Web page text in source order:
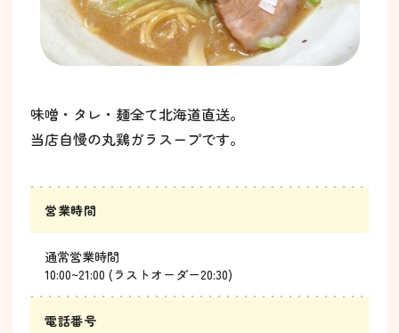
味噌・タレ・麺全て北海道直送。
当店自慢の丸鶏ガラスープです。
営業時間
通常営業時間
10:00~21:00 (ラストオーダー20:30)
電話番号